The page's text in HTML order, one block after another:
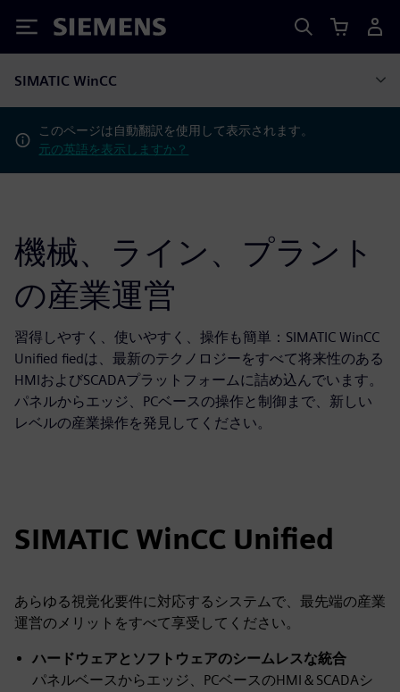
Siemens
SIMATIC WinCC
このページは自動翻訳を使用して表示されます。
元の英語を表示しますか？
機械、ライン、プラント
の産業運営
習得しやすく、使いやすく、操作も簡単：SIMATIC WinCC
Unified fiedは、最新のテクノロジーをすべて将来性のある
HMIおよびSCADAプラットフォームに詰め込んでいます。
パネルからエッジ、PCベースの操作と制御まで、新しい
レベルの産業操作を発見してください。
SIMATIC WinCC Unified
あらゆる視覚化要件に対応するシステムで、最先端の産業
運営のメリットをすべて享受してください。
ハードウェアとソフトウェアのシームレスな統合
パネルベースからエッジ、PCベースのHMI＆SCADAシ